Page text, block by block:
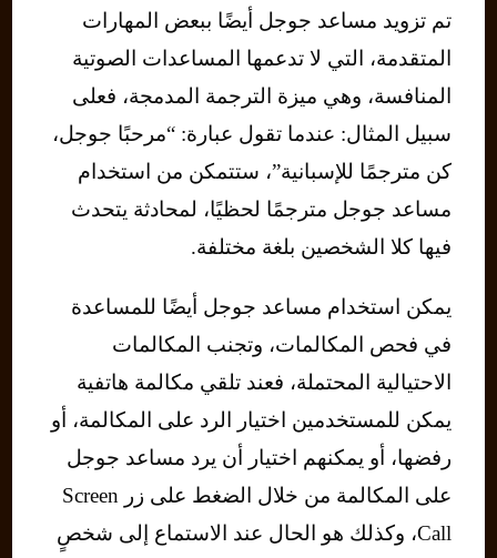
تم تزويد مساعد جوجل أيضًا ببعض المهارات
المتقدمة، التي لا تدعمها المساعدات الصوتية
المنافسة، وهي ميزة الترجمة المدمجة، فعلى
سبيل المثال: عندما تقول عبارة: “مرحبًا جوجل،
كن مترجمًا للإسبانية”، ستتمكن من استخدام
مساعد جوجل مترجمًا لحظيًا، لمحادثة يتحدث
فيها كلا الشخصين بلغة مختلفة.
يمكن استخدام مساعد جوجل أيضًا للمساعدة
في فحص المكالمات، وتجنب المكالمات
الاحتيالية المحتملة، فعند تلقي مكالمة هاتفية
يمكن للمستخدمين اختيار الرد على المكالمة، أو
رفضها، أو يمكنهم اختيار أن يرد مساعد جوجل
على المكالمة من خلال الضغط على زر Screen
Call، وكذلك هو الحال عند الاستماع إلى شخصٍ